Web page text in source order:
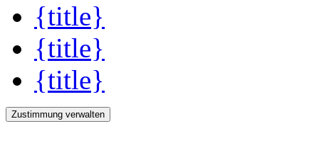
{title}
{title}
{title}
Zustimmung verwalten